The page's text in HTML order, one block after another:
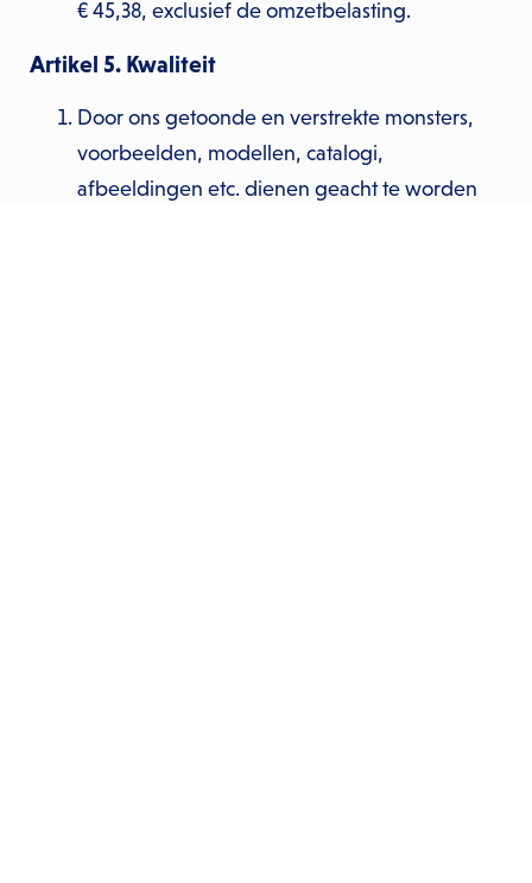
€ 45,38, exclusief de omzetbelasting.
Artikel 5. Kwaliteit
Door ons getoonde en verstrekte monsters,
voorbeelden, modellen, catalogi,
afbeeldingen etc. dienen geacht te worden